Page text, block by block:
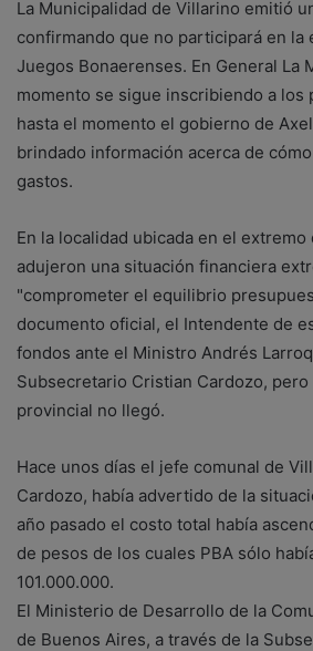
La Municipalidad de Villarino emitió
confirmando que no participará en la
Juegos Bonaerenses. En General La
momento se sigue inscribiendo a los
hasta el momento el gobierno de
brindado información acerca de
gastos.
En la localidad ubicada en el
adujeron una situación financiera
"comprometer el equilibrio
documento oficial, el Intendente de
fondos ante el Ministro Andrés
Subsecretario Cristian Cardozo,
provincial no llegó.
Hace unos días el jefe comunal de
Cardozo, había advertido de la
año pasado el costo total había
de pesos de los cuales PBA sólo
101.000.000.
El Ministerio de Desarrollo de la
de Buenos Aires, a través de la